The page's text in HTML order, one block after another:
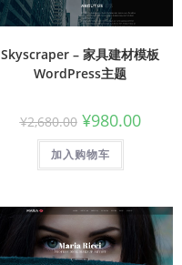
Skyscraper – 家具建材模板
WordPress主题
¥2,680.00 ¥980.00
加入购物车